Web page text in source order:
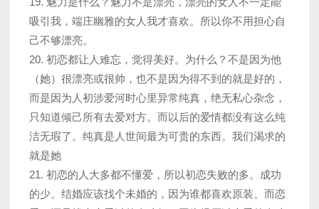
吸引我，端庄幽雅的女人我才喜欢。所以你不用担心自
己不够漂亮。
20. 初恋都让人难忘，觉得美好。为什么？不是因为他
（她）很漂亮或很帅，也不是因为得不到的就是好的，
而是因为人初涉爱河时心里异常纯真，绝无私心杂念，
只知道倾己所有去爱对方。而以后的爱情都没有这么纯
洁无瑕了。纯真是人世间最为可贵的东西。我们渴求的
就是她
21. 初恋的人大多都不懂爱，所以初恋失败的多。成功
的少。结婚应该找个未婚的，因为谁都喜欢原装。而恋